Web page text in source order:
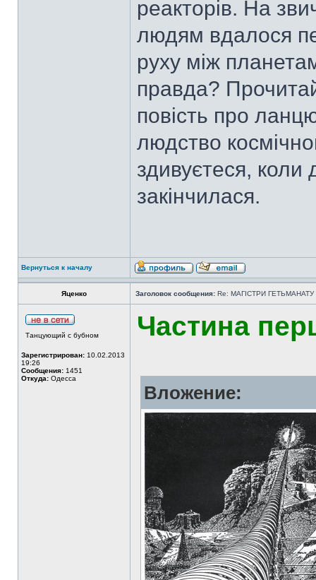
реакторів. На
людям вдалося
руху між
правда?
повість про
людство
здивуєтеся, коли
закінчилася.
Вернуться к началу
Яценко Заголовок сообщения: Re: МАГІСТРИ ГЕТЬМАНАТУ
Танцующий с бубном
Зарегистрирован: 10.02.2013
19:26
Сообщения: 1451
Откуда: Одесса
Частина
Вложение: